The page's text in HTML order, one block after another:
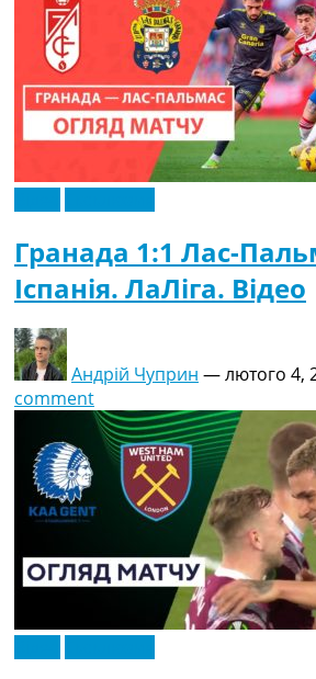
Гранада 1:1 Лас-
Іспанія. ЛаЛіга. Відео
Андрій Чуприн —лютого 4,
comment